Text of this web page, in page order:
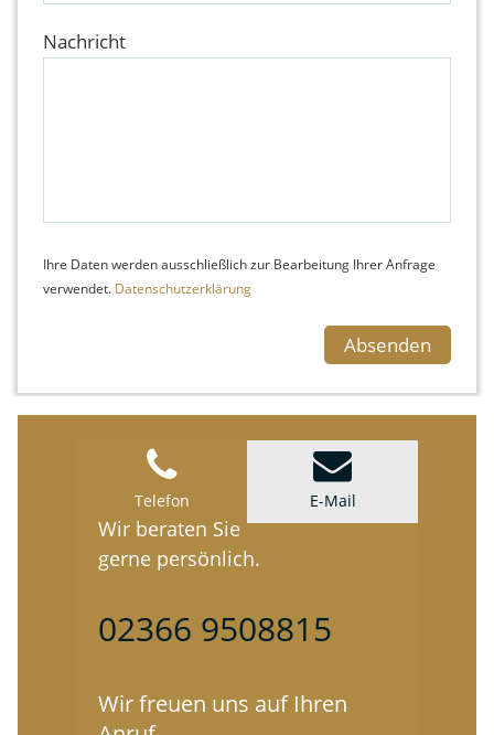
Nachricht
Ihre Daten werden ausschließlich zur Bearbeitung Ihrer Anfrage
verwendet. Datenschutzerklärung
Telefon E-Mail
Wir beraten Sie
gerne persönlich.
02366 9508815
Wir freuen uns auf Ihren